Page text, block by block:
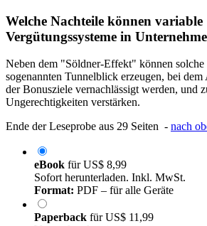
Welche Nachteile können variable
Vergütungssysteme in
Neben dem "Söldner-Effekt" können solche
sogenannten Tunnelblick erzeugen, bei
der Bonusziele vernachlässigt werden, und
Ungerechtigkeiten verstärken.
Ende der Leseprobe aus 29 Seiten - nach
eBook fürUS$ 8,99
Sofort herunterladen. Inkl. MwSt.
Format: PDF – für alle Geräte
Paperback fürUS$ 11,99